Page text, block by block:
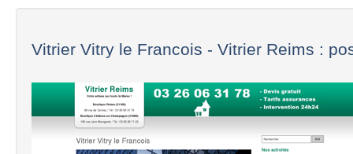
Vitrier Vitry le Francois - Vitrier Reims :